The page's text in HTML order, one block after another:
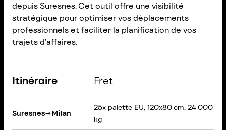
depuis Suresnes. Cet outil offre une visibilité
stratégique pour optimiser vos déplacements
professionnels et faciliter la planification de vos
trajets d’affaires.
Itinéraire Fret
Suresnes→Milan
25x palette EU, 120x80 cm, 24 000
kg